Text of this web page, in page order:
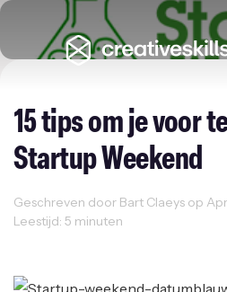
15 tips om je voor
Startup Weekend
Geschreven door Bart Claeys op
Leestijd: 5 minuten